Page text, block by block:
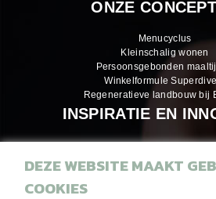
ONZE
Menucyclus
Kleinschalig wonen
Persoonsgebonden
Winkelformule
Regeneratieve landbouw bij
INSPIRATIE EN
Inspiratiemagazines
DEZE WEBSITE MAAKT
COOKIES